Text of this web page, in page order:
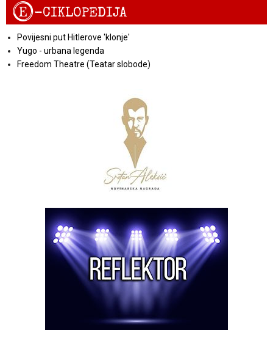
E-CIKLOPEDIJA
Povijesni put Hitlerove 'klonje'
Yugo - urbana legenda
Freedom Theatre (Teatar slobode)